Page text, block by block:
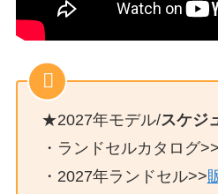
★2027年モデル/スケジ
・ランドセルカタログ>>
・2027年ランドセル>>